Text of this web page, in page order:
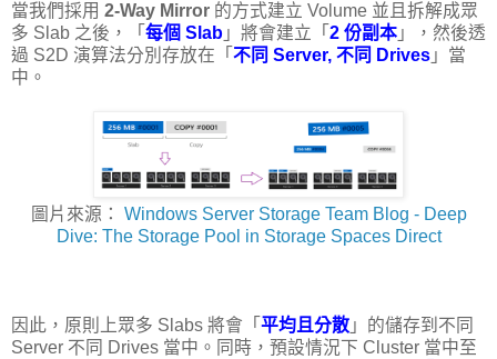
當我們採用 2-Way Mirror 的方式建立 Volume 並且拆解成眾
多 Slab 之後，「 每個 Slab 」將會建立「 2 份副本 」，然後透
過 S2D 演算法分別存放在「 不同 Server, 不同 Drives 」當
中。
圖片來源： Windows Server Storage Team Blog - Deep
Dive: The Storage Pool in Storage Spaces Direct
因此，原則上眾多 Slabs 將會「 平均且分散 」的儲存到不同
Server 不同 Drives 當中。同時，預設情況下 Cluster 當中至